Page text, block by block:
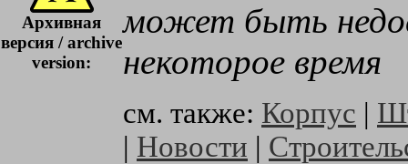
Архивная
версия / archive
version:
может быть
некоторое время
см. также: Корпус |
| Новости |